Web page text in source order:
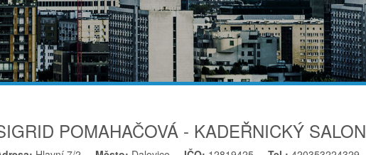
POMAHAČOVÁ - KADEŘNICKÝ SALON